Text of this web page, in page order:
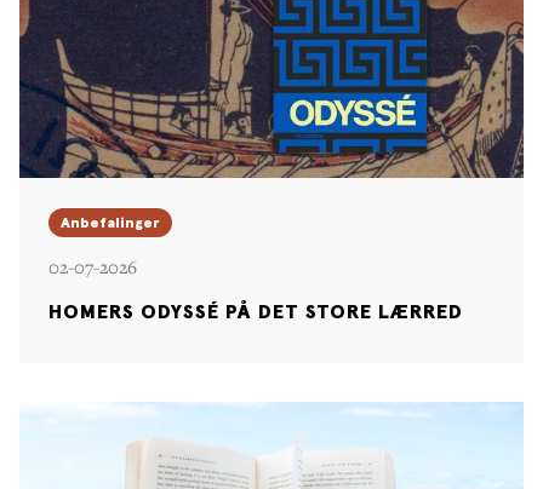
Anbefalinger
02-07-2026
HOMERS ODYSSÉ PÅ DET STORE LÆRRED